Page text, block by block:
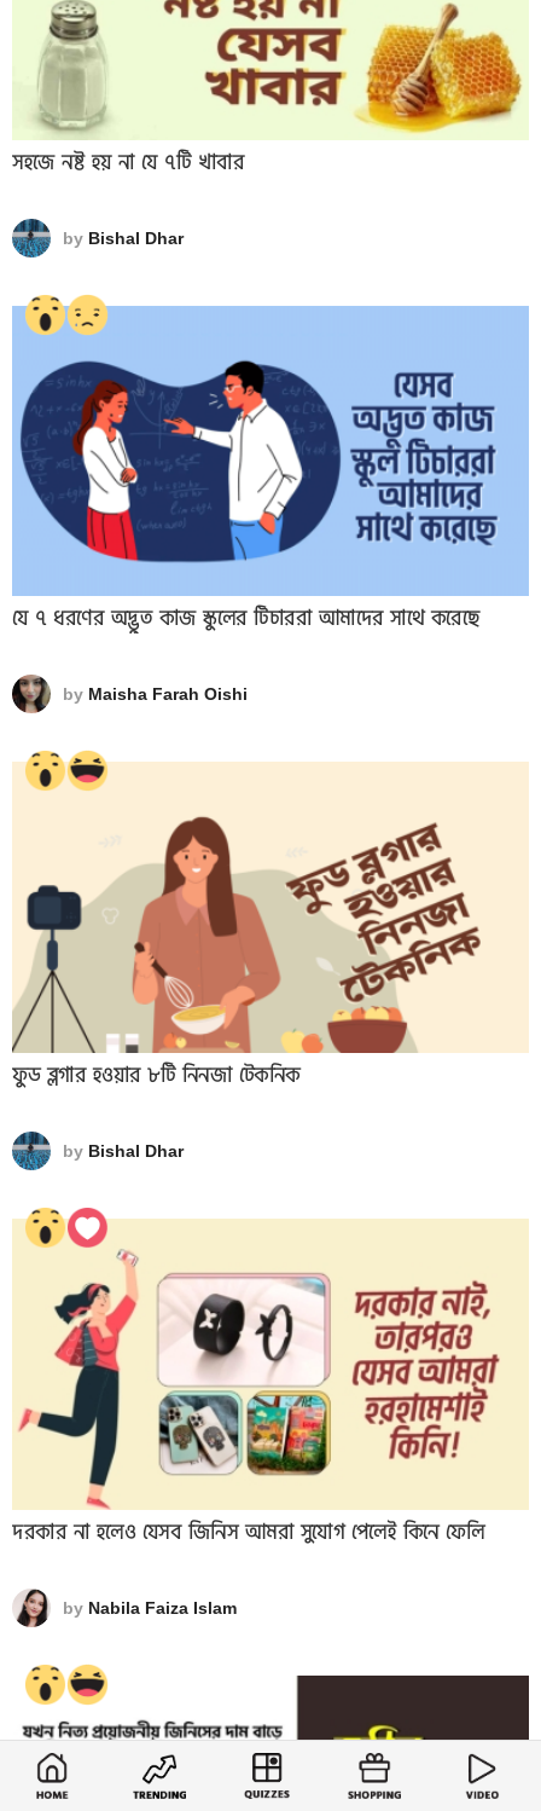
সহজে নষ্ট হয় না যে ৭টি খাবার
by Bishal Dhar
যে ৭ ধরণের অদ্ভুত কাজ স্কুলের টিচাররা আমাদের সাথে করেছে
by Maisha Farah Oishi
ফুড ব্লগার হওয়ার ৮টি নিনজা টেকনিক
by Bishal Dhar
দরকার না হলেও যেসব জিনিস আমরা সুযোগ পেলেই কিনে ফেলি
by Nabila Faiza Islam